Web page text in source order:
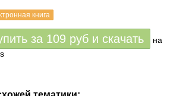
книга
за 109 руб и скачать
на